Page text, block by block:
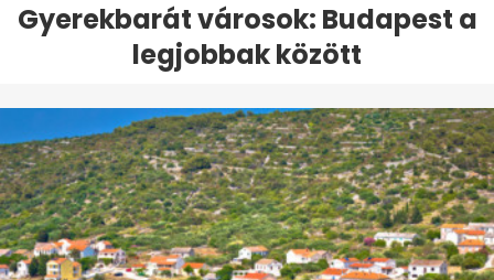
Gyerekbarát városok: Budapest a
legjobbak között